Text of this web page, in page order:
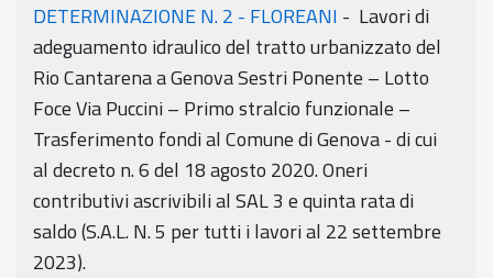
DETERMINAZIONE N. 2 - FLOREANI - Lavori di
adeguamento idraulico del tratto urbanizzato del
Rio Cantarena a Genova Sestri Ponente – Lotto
Foce Via Puccini – Primo stralcio funzionale –
Trasferimento fondi al Comune di Genova - di cui
al decreto n. 6 del 18 agosto 2020. Oneri
contributivi ascrivibili al SAL 3 e quinta rata di
saldo (S.A.L. N. 5 per tutti i lavori al 22 settembre
2023).